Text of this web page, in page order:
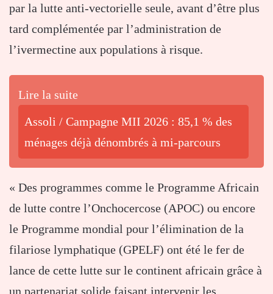
par la lutte anti-vectorielle seule, avant d’être plus
tard complémentée par l’administration de
l’ivermectine aux populations à risque.
Lire la suite
Assoli / Campagne MII 2026 : 85,1 % des
ménages déjà dénombrés à mi-parcours
« Des programmes comme le Programme Africain
de lutte contre l’Onchocercose (APOC) ou encore
le Programme mondial pour l’élimination de la
filariose lymphatique (GPELF) ont été le fer de
lance de cette lutte sur le continent africain grâce à
un partenariat solide faisant intervenir les